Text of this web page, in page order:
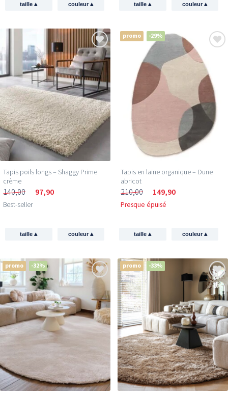
taille▴ couleur▴ taille▴ couleur▴
Tapis poils longs – Shaggy Prime
crème
140,00 97,90
Best-seller
taille▴ couleur▴
promo -29%
Tapis en laine organique – Dune
abricot
210,00 149,90
Presque épuisé
taille▴ couleur▴
promo -32% promo -33%